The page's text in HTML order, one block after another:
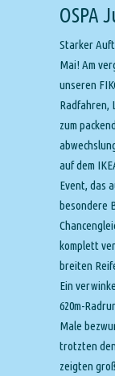
OSPA
Starker
Mai! Am
unseren
Radfahren,
zum
auf dem
Event, das
besondere
komplett
breiten
Ein
620m-
Male
trotzten
zeigten